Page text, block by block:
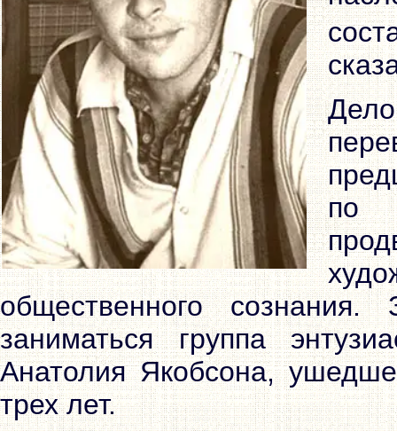
по
общественного
заниматься группа
Анатолия Якобсона,
трех лет.